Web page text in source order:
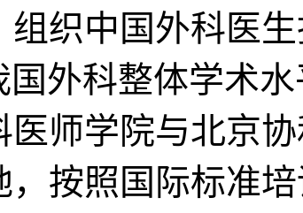
织中国外科医
外科整体学术
师学院与北京
按照国际标准